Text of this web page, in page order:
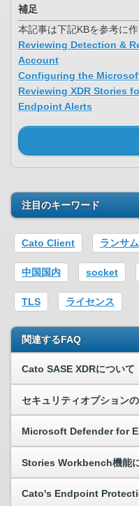
補足
本記事は下記KBを参考に作
Reviewing Detection &
Account
Configuring the
Reviewing XDR Stories
Endpoint Alerts
注目のキーワード
Cato Client ランサ
中国国内 socket
TLS ライセンス
関連するFAQ
Cato SASE XDRについて
セキュリティオプション
Microsoft Defender for
Stories Workbench機能
Cato's Endpoint